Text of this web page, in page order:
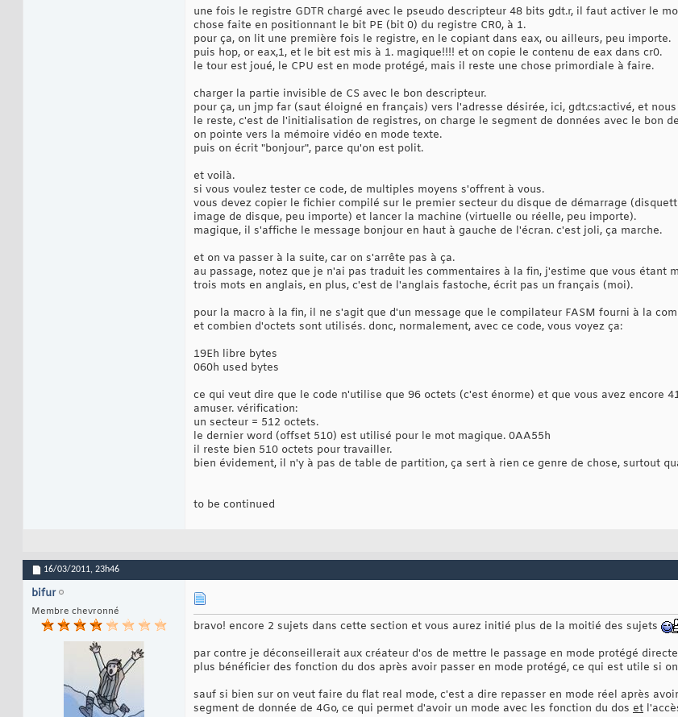
27
28
29
30
31
32
34
35
36
37
38
39
41
42
43
44
46
48
49
50
52
53
56
57
59
60
61
63
64
65
68
73
77
78
80
81
82
84
85
inc edi
;  ...
@b
;goto boucle d'affichage du texte
@@: ;  sortie
hlt
; mettre le CPU en pause, comme cela, il
jmp $ ; reboucler infiniment
;;;;;;;;;;;;;;;;;;;;;;;;;;;;;;;;;
db 'bonjour',0
;  bonjour
align 8
; aligner la prochaine instruction sur
gdt:
dw
; aligner la partie 32 bits du pseudo
.r dw @f-gdt-1
; partie 16 bits du pseudo descripteur,
.linear dd gdt
.code=$-gdt
.données=$-gdt ; second entry in gdt (8*2)
dw 0ffffh,0
;   4Gbytes, start at linear 0
db
,10010010b, 11001111 b, 0
;   granularity = 4Kbytes, data
@@: ; used for gdt.size calculation
;;;;;;;;;;;;;;;;;;;;;;;;;;;;;;;;;
remplissage rb libre ; reserve "free" bytes to make line below
;;;;;;;;;;;;;;;;;;;;;;;;;;;;;;;;;
dw
0aa55 h ; magic number boot mark, used by bios
d1= '0'+libre shr 8 and 0fh ;
d2= '0' +libre shr and h ;
d3='0' +libre and 0f h ;
        d1=d1+
end
if d2> '9'
;
        d2=d2+
end if
if d3>'9'
;
        d3=d3+
7
end
if
;
display
if d1>'9'
;
        d2=d2+
7
;
if
if d3>'9'
;
        d3=d3+
7
;
;
display d1,d2,d3, 'h '
;
une fois le registre GDTR chargé avec le pseudo descripteur 48 bits gdt.r, il faut activer le
chose faite en positionnant le bit PE (bit 0) du registre CR0, à 1.
pour ça, on lit une première fois le registre, en le copiant dans eax, ou ailleurs, peu importe.
puis hop, or eax,1, et le bit est mis à 1. magique!!!! et on copie le contenu de eax dans cr0.
le tour est joué, le CPU est en mode protégé, mais il reste une chose primordiale à faire.
charger la partie invisible de CS avec le bon descripteur.
pour ça, un jmp far (saut éloigné en français) vers l'adresse désirée, ici, gdt.cs:activé, et
le reste, c'est de l'initialisation de registres, on charge le segment de données avec le bon
on pointe vers la mémoire vidéo en mode texte.
puis on écrit "bonjour", parce qu'on est polit.
et voilà.
si vous voulez tester ce code, de multiples moyens s'offrent à vous.
vous devez copier le fichier compilé sur le premier secteur du disque de démarrage
image de disque, peu importe) et lancer la machine (virtuelle ou réelle, peu importe).
magique, il s'affiche le message bonjour en haut à gauche de l'écran. c'est joli, ça marche.
et on va passer à la suite, car on s'arrête pas à ça.
au passage, notez que je n'ai pas traduit les commentaires à la fin, j'estime que vous étant
trois mots en anglais, en plus, c'est de l'anglais fastoche, écrit pas un français (moi).
pour la macro à la fin, il ne s'agit que d'un message que le compilateur FASM fourni à la
et combien d'octets sont utilisés. donc, normalement, avec ce code, vous voyez ça:
19Eh libre bytes
060h used bytes
ce qui veut dire que le code n'utilise que 96 octets (c'est énorme) et que vous avez encore
amuser. vérification:
un secteur = 512 octets.
le dernier word (offset 510) est utilisé pour le mot magique. 0AA55h
il reste bien 510 octets pour travailler.
bien évidement, il n'y à pas de table de partition, ça sert à rien ce genre de chose, surtout
to be continued
16/03/2011, 23h46
bifur
Membre chevronné
bravo! encore 2 sujets dans cette section et vous aurez initié plus de la moitié des sujets
par contre je déconseillerait aux créateur d'os de mettre le passage en mode protégé
plus bénéficier des fonction du dos après avoir passer en mode protégé, ce qui est utile si
sauf si bien sur on veut faire du flat real mode, c'est a dire repasser en mode réel après
segment de donnée de 4Go, ce qui permet d'avoir un mode avec les fonction du dos et